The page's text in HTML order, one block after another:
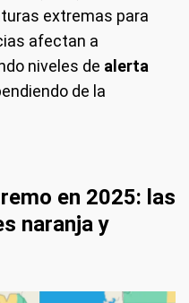
extremas para
afectan a
niveles de alerta
de la
en 2025: las
naranja y